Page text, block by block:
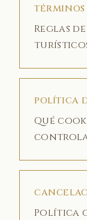
Reglas
POLÍTICA
Qué
Política